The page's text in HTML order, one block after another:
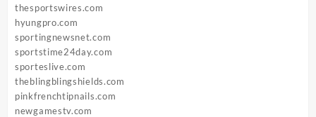
thesportswires.com
hyungpro.com
sportingnewsnet.com
sportstime24day.com
sporteslive.com
theblingblingshields.com
pinkfrenchtipnails.com
newgamestv.com